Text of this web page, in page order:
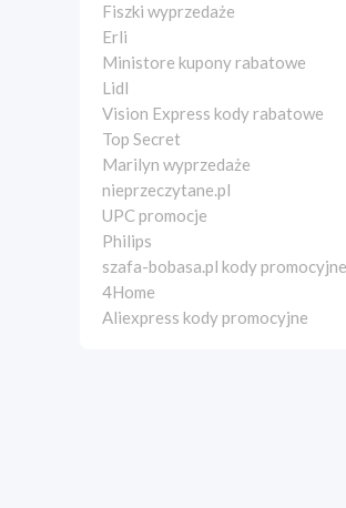
Fiszki wyprzedaże
Erli
Ministore kupony rabatowe
Lidl
Vision Express kody rabatowe
Top Secret
Marilyn wyprzedaże
nieprzeczytane.pl
UPC promocje
Philips
szafa-bobasa.pl kody promocyjne
4Home
Aliexpress kody promocyjne